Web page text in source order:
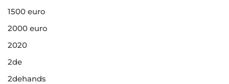
1500 euro
2000 euro
2020
2de
2dehands